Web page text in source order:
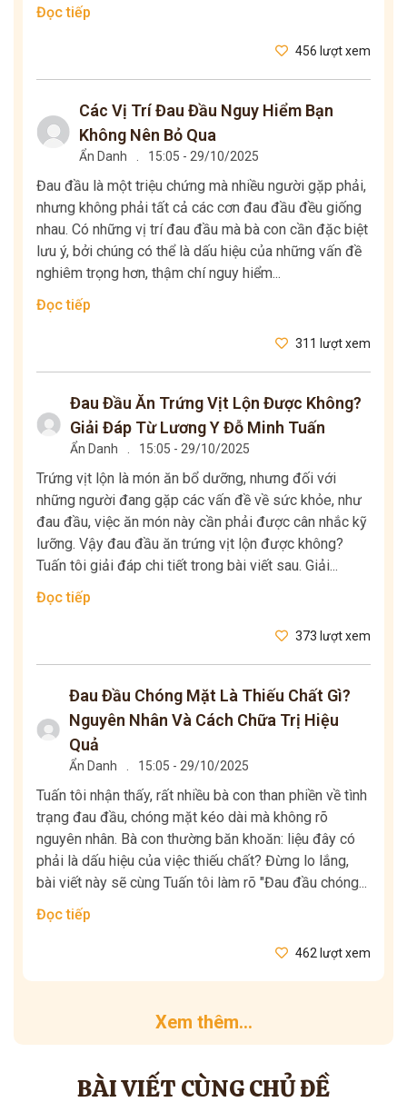
Đọc tiếp
456 lượt xem
Các Vị Trí Đau Đầu Nguy Hiểm Bạn
Không Nên Bỏ Qua
Ẩn Danh 15:05 - 29/10/2025
Đau đầu là một triệu chứng mà nhiều người gặp phải,
nhưng không phải tất cả các cơn đau đầu đều giống
nhau. Có những vị trí đau đầu mà bà con cần đặc biệt
lưu ý, bởi chúng có thể là dấu hiệu của những vấn đề
nghiêm trọng hơn, thậm chí nguy hiểm...
Đọc tiếp
311 lượt xem
Đau Đầu Ăn Trứng Vịt Lộn Được Không?
Giải Đáp Từ Lương Y Đỗ Minh Tuấn
Ẩn Danh 15:05 - 29/10/2025
Trứng vịt lộn là món ăn bổ dưỡng, nhưng đối với
những người đang gặp các vấn đề về sức khỏe, như
đau đầu, việc ăn món này cần phải được cân nhắc kỹ
lưỡng. Vậy đau đầu ăn trứng vịt lộn được không?
Tuấn tôi giải đáp chi tiết trong bài viết sau. Giải...
Đọc tiếp
373 lượt xem
Đau Đầu Chóng Mặt Là Thiếu Chất Gì?
Nguyên Nhân Và Cách Chữa Trị Hiệu
Quả
Ẩn Danh 15:05 - 29/10/2025
Tuấn tôi nhận thấy, rất nhiều bà con than phiền về tình
trạng đau đầu, chóng mặt kéo dài mà không rõ
nguyên nhân. Bà con thường băn khoăn: liệu đây có
phải là dấu hiệu của việc thiếu chất? Đừng lo lắng,
bài viết này sẽ cùng Tuấn tôi làm rõ "Đau đầu chóng...
Đọc tiếp
462 lượt xem
Xem thêm...
BÀI VIẾT CÙNG CHỦ ĐỀ